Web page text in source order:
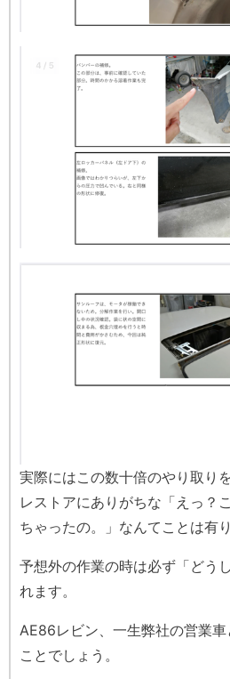
実際にはこの数十倍のやり取り
レストアにありがちな「えっ？
ちゃったの。」なんてことは有り
予想外の作業の時は必ず「どう
れます。
AE86レビン、一生弊社の営業
ことでしょう。